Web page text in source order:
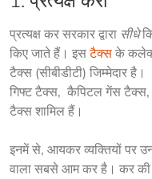
प्रत्यक्ष कर सरकार द्वारा सीधे
किए जाते हैं। इस टैक्स के
टैक्स (सीबीडीटी) जिम्मेदार
गिफ्ट टैक्स,  कैपिटल गेंस टैक्स,
टैक्स शामिल हैं।
इनमें से, आयकर व्यक्तियों पर
वाला सबसे आम कर है। कर की